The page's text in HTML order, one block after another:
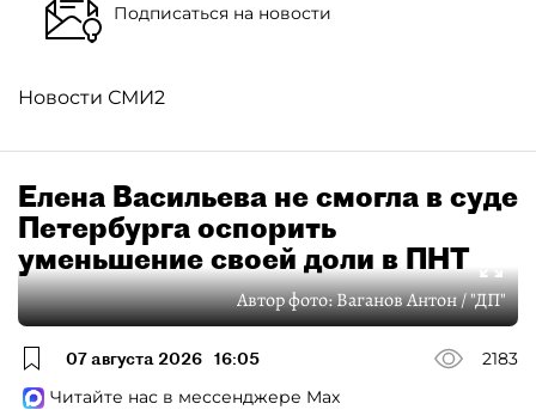
Подписаться на новости
Новости СМИ2
Елена Васильева не смогла в суде
Петербурга оспорить
уменьшение своей доли в ПНТ
Автор фото:Ваганов Антон / "ДП"
07 августа 2026 16:05
2183
Читайте нас в мессенджере Max